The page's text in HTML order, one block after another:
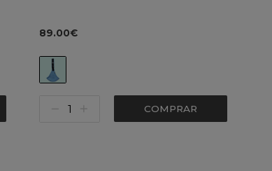
89.00€
COMPRAR